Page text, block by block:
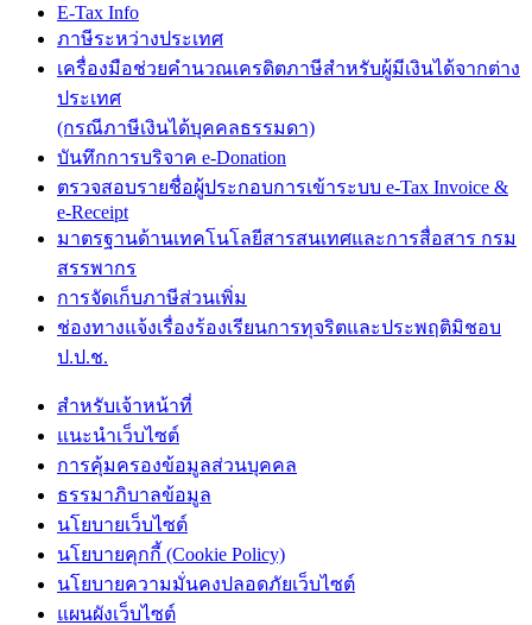
E-Tax Info
ภาษีระหว่างประเทศ
เครื่องมือช่วยคำนวณเครดิตภาษีสำหรับผู้มีเงินได้จากต่าง
ประเทศ
(กรณีภาษีเงินได้บุคคลธรรมดา)
บันทึกการบริจาค e-Donation
ตรวจสอบรายชื่อผู้ประกอบการเข้าระบบ e-Tax Invoice &
e-Receipt
มาตรฐานด้านเทคโนโลยีสารสนเทศและการสื่อสาร กรม
สรรพากร
การจัดเก็บภาษีส่วนเพิ่ม
ช่องทางแจ้งเรื่องร้องเรียนการทุจริตและประพฤติมิชอบ
ป.ป.ช.
สำหรับเจ้าหน้าที่
แนะนำเว็บไซต์
การคุ้มครองข้อมูลส่วนบุคคล
ธรรมาภิบาลข้อมูล
นโยบายเว็บไซต์
นโยบายคุกกี้ (Cookie Policy)
นโยบายความมั่นคงปลอดภัยเว็บไซต์
แผนผังเว็บไซต์